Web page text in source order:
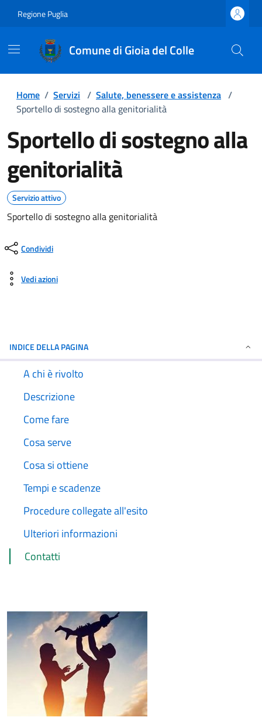
Regione Puglia
Comune di Gioia del Colle
Home / Servizi / Salute, benessere e assistenza /
Sportello di sostegno alla genitorialità
Sportello di sostegno alla
genitorialità
Servizio attivo
Sportello di sostegno alla genitorialità
Condividi
Vedi azioni
INDICE DELLA PAGINA
A chi è rivolto
Descrizione
Come fare
Cosa serve
Cosa si ottiene
Tempi e scadenze
Procedure collegate all'esito
Ulteriori informazioni
Contatti